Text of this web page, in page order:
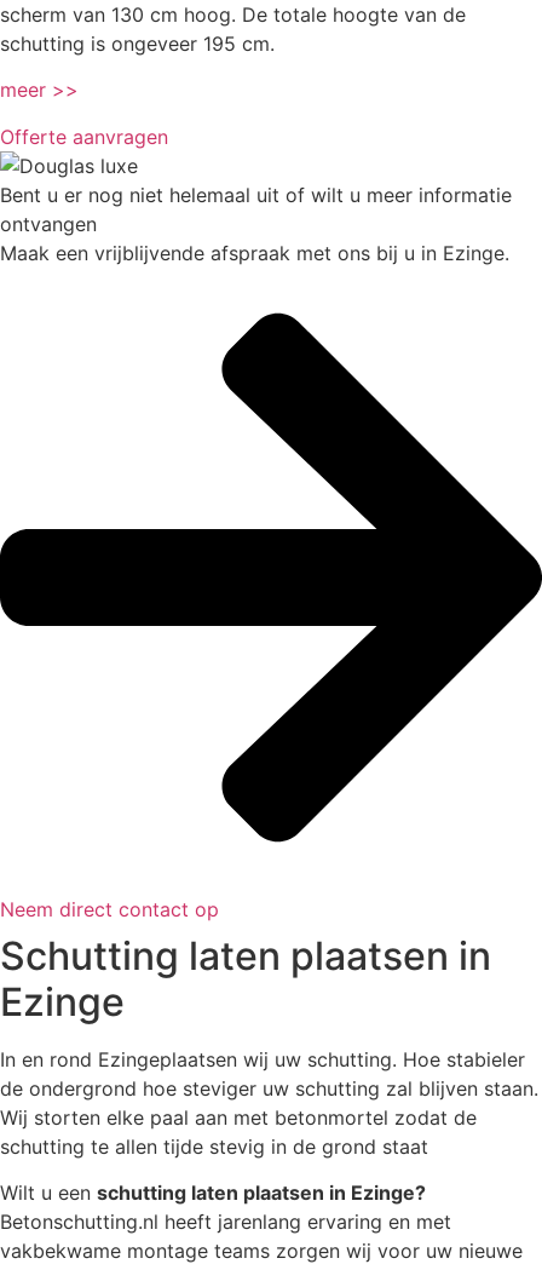
scherm van 130 cm hoog. De totale hoogte van de
schutting is ongeveer 195 cm.
meer >>
Offerte aanvragen
Bent u er nog niet helemaal uit of wilt u meer informatie
ontvangen
Maak een vrijblijvende afspraak met ons bij u in Ezinge.
Neem direct contact op
Schutting laten plaatsen in
Ezinge
In en rond Ezingeplaatsen wij uw schutting. Hoe stabieler
de ondergrond hoe steviger uw schutting zal blijven staan.
Wij storten elke paal aan met betonmortel zodat de
schutting te allen tijde stevig in de grond staat
Wilt u een schutting laten plaatsen in Ezinge?
Betonschutting.nl heeft jarenlang ervaring en met
vakbekwame montage teams zorgen wij voor uw nieuwe